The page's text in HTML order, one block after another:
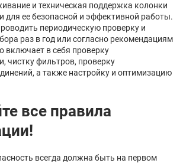
и техническая поддержка колонки
ее безопасной и эффективной работы.
периодическую проверку и
раз в год или согласно рекомендациям
включает в себя проверку
чистку фильтров, проверку
а также настройку и оптимизацию
все правила
всегда должна быть на первом